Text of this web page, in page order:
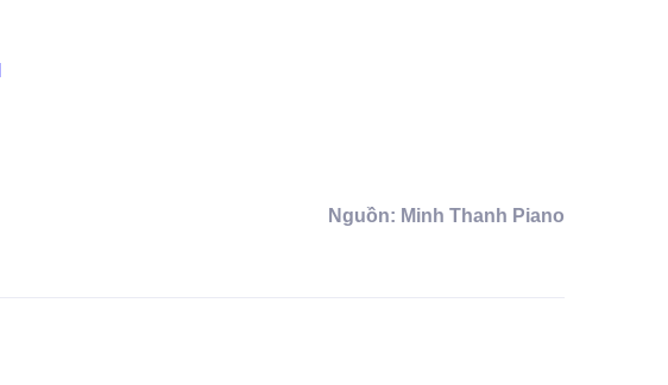
Nguồn: Minh Thanh Piano